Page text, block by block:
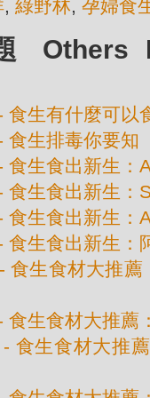
, 綠野林, 孕婦食
Others
食生有什麼可以
食生排毒你要知
食生食出新生：
食生食出新生
食生食出新生
食生食出新生：
食生食材大推
食生食材大推
- 食生食材大推